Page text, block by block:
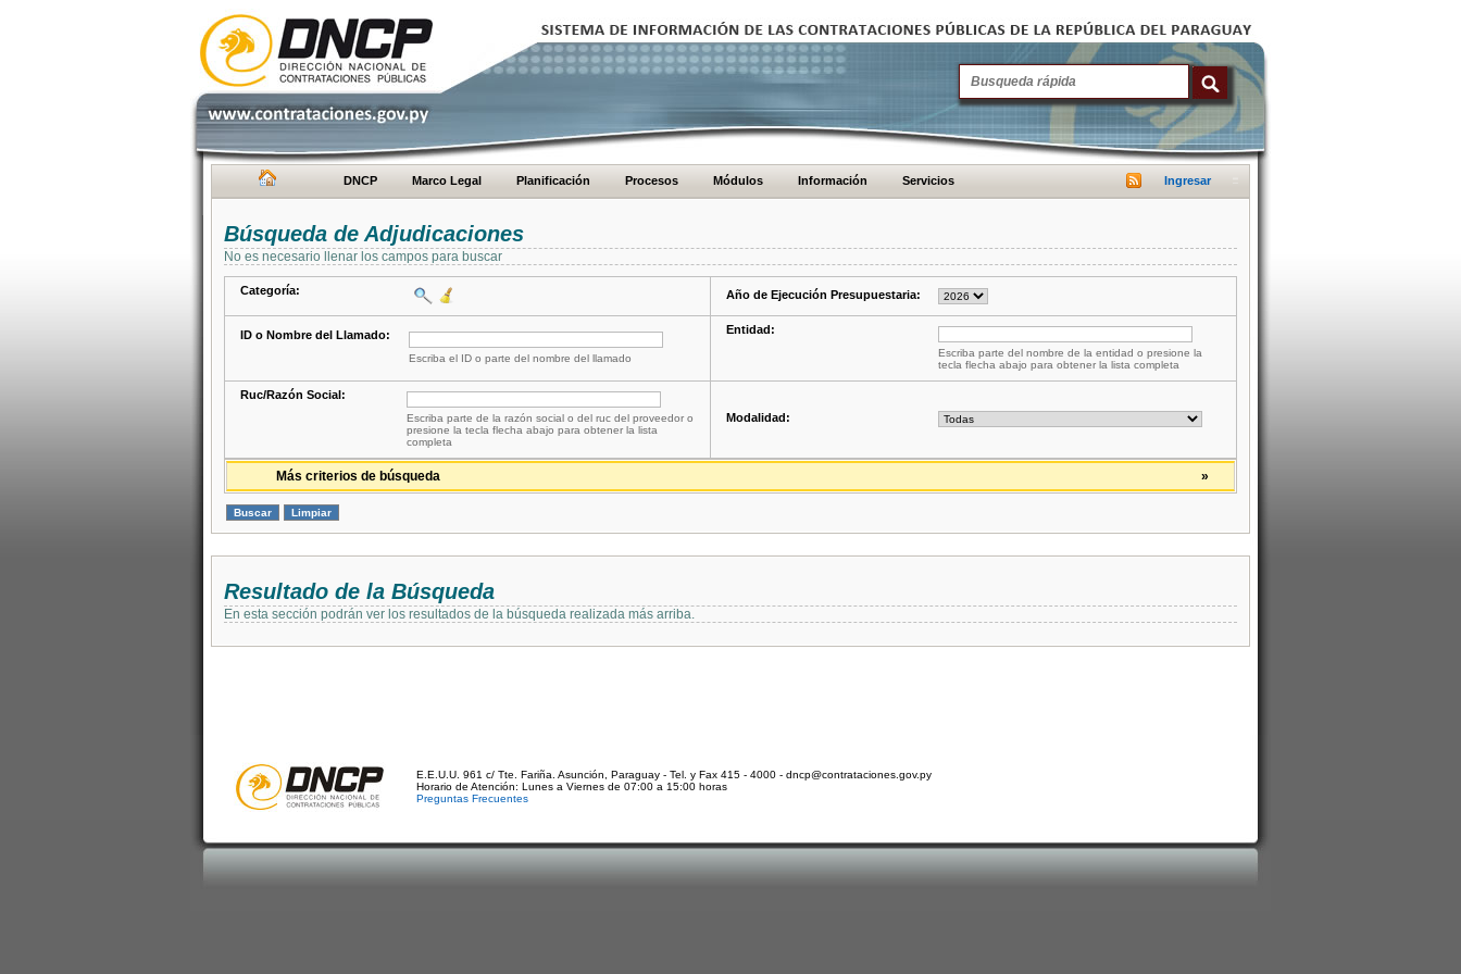
DNCP Marco Legal Planificación Procesos Módulos Información Servicios Ingresar
Búsqueda de Adjudicaciones
No es necesario llenar los campos para buscar
Categoría: Año de Ejecución Presupuestaria:
ID o Nombre del Llamado:
Escriba el ID o parte del nombre del llamado
Entidad:
Escriba parte del nombre de la entidad o presione la
tecla flecha abajo para obtener la lista completa
Ruc/Razón Social:
Escriba parte de la razón social o del ruc del proveedor o
presione la tecla flecha abajo para obtener la lista
completa
Modalidad:
»
Más criterios de búsqueda
Resultado de la Búsqueda
En esta sección podrán ver los resultados de la búsqueda realizada más arriba.
E.E.U.U. 961 c/ Tte. Fariña. Asunción, Paraguay - Tel. y Fax 415 - 4000 - dncp@contrataciones.gov.py
Horario de Atención: Lunes a Viernes de 07:00 a 15:00 horas
Preguntas Frecuentes